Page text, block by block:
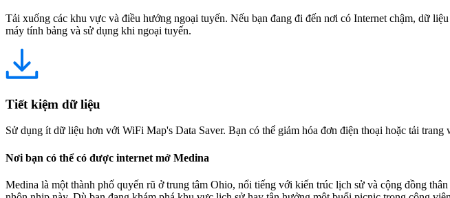
Tải xuống các khu vực và điều hướng ngoại tuyến. Nếu bạn đang đi đến nơi có Internet chậm, dữ
máy tính bảng và sử dụng khi ngoại tuyến.
Tiết kiệm dữ liệu
Sử dụng ít dữ liệu hơn với WiFi Map's Data Saver. Bạn có thể giảm hóa đơn điện thoại hoặc tải
Nơi bạn có thể có được internet mở Medina
Medina là một thành phố quyến rũ ở trung tâm Ohio, nổi tiếng với kiến trúc lịch sử và cộng đồng